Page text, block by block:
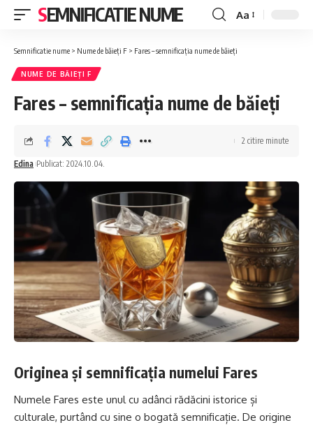
SEMNIFICATIE NUME
Font
Aa
Semnificatie nume > Nume de băieți F > Fares – semnificația nume de băieți
NUME DE BĂIEȚI F
Fares – semnificația nume de băieți
Edina Publicat: 2024.10.04.
2 citire minute
Originea și semnificația numelui Fares
Numele Fares este unul cu adânci rădăcini istorice și
culturale, purtând cu sine o bogată semnificație. De origine